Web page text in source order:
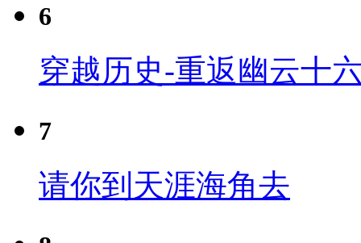
6
穿越历史-重返幽云十
7
请你到天涯海角去